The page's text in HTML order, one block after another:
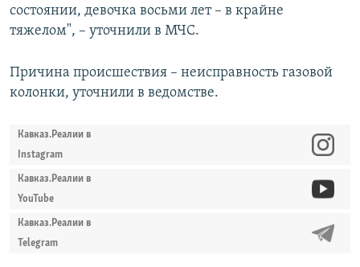
состоянии, девочка восьми лет – в крайне
тяжелом", – уточнили в МЧС.
Причина происшествия – неисправность газовой
колонки, уточнили в ведомстве.
Кавказ.Реалии в
Instagram
Кавказ.Реалии в
YouTube
Кавказ.Реалии в
Telegram